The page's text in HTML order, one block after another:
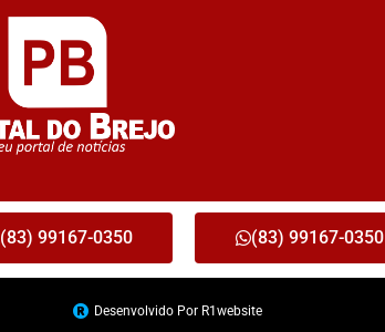
(83) 99167-0350 (83) 99167-0350
Desenvolvido Por R1website